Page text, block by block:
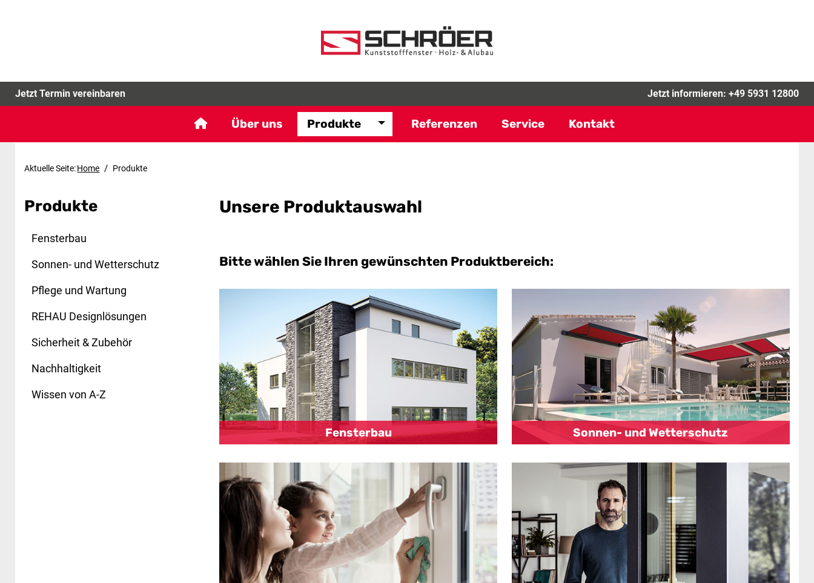
Jetzt Termin vereinbaren Jetzt informieren: +49 5931 12800
Über uns Produkte Referenzen Service Kontakt
Aktuelle Seite:Home / Produkte
Produkte
Fensterbau
Sonnen- und Wetterschutz
Pflege und Wartung
REHAU Designlösungen
Sicherheit & Zubehör
Nachhaltigkeit
Wissen von A-Z
Unsere Produktauswahl
Bitte wählen Sie Ihren gewünschten Produktbereich:
Fensterbau Sonnen- und Wetterschutz